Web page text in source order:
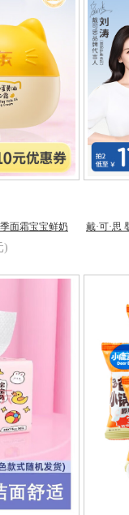
面霜宝宝鲜奶
)
戴·可·思